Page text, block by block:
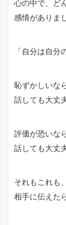
心の中で、ど
感情がありま
「自分は自分
恥ずかしいな
話しても大丈
評価が恐いな
話しても大丈
それもこれも
相手に伝えた